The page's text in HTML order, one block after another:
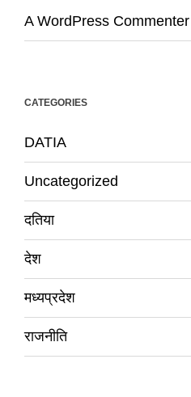
A WordPress Commenter
CATEGORIES
DATIA
Uncategorized
दतिया
देश
मध्यप्रदेश
राजनीति